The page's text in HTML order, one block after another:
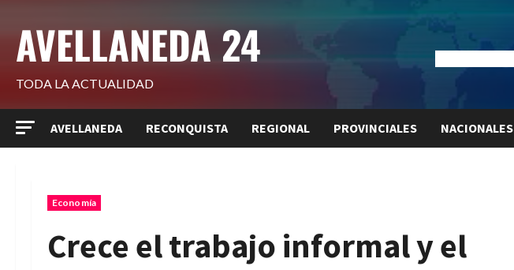
contenido
AVELLANEDA 24
TODA LA ACTUALIDAD
AVELLANEDA RECONQUISTA REGIONAL PROVINCIALES NACIONALES
Economía
Crece el trabajo informal y el